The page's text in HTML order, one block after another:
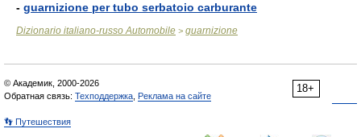
- guarnizione per tubo serbatoio carburante
Dizionario italiano-russo Automobile > guarnizione
18+
© Академик, 2000-2026
Обратная связь: Техподдержка Реклама на сайте
👣 Путешествия